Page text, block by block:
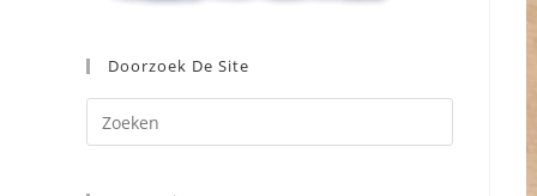
Doorzoek De Site
op